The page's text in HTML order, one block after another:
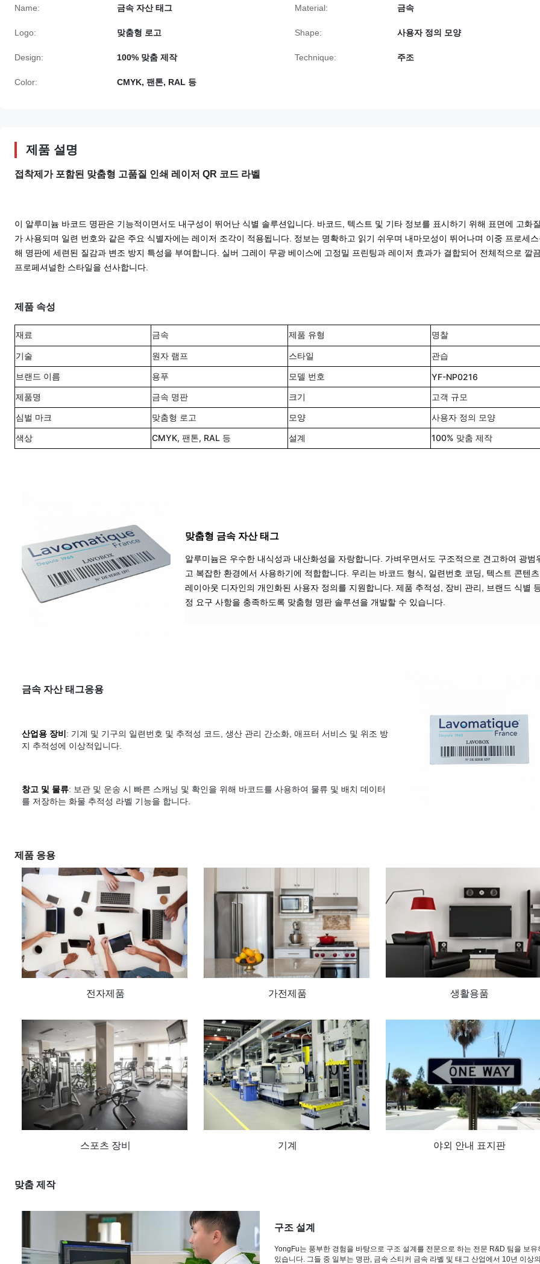
Name: 금속 자산 태그 Material: 금속
Logo: 맞춤형 로고 Shape: 사용자 정의 모양
Design: 100% 맞춤 제작 Technique: 주조
Color: CMYK, 팬톤, RAL 등
제품 설명
접착제가 포함된 맞춤형 고품질 인쇄 레이저 QR 코드 라벨
이 알루미늄 바코드 명판은 기능적이면서도 내구성이 뛰어난 식별 솔루션입니다. 바코드, 텍스트 및 기타 정보를 표시하기 위해 표면에 고화
가 사용되며 일련 번호와 같은 주요 식별자에는 레이저 조각이 적용됩니다. 정보는 명확하고 읽기 쉬우며 내마모성이 뛰어나며 이중 프로세
해 명판에 세련된 질감과 변조 방지 특성을 부여합니다. 실버 그레이 무광 베이스에 고정밀 프린팅과 레이저 효과가 결합되어 전체적으로 깔
프로페셔널한 스타일을 선사합니다.
제품 속성
재료 금속 제품 유형 명찰
기술 원자 램프 스타일
관습
브랜드 이름
용푸 모델 번호
YF-NP0216
제품명
금속 명판 크기
고객 규모
심벌 마크
맞춤형 로고 모양
사용자 정의 모양
색상
CMYK, 팬톤, RAL 등 설계 100% 맞춤 제작
맞춤형 금속 자산 태그
알루미늄은 우수한 내식성과 내산화성을 자랑합니다. 가벼우면서도 구조적으로 견고하여 광범
고 복잡한 환경에서 사용하기에 적합합니다. 우리는 바코드 형식, 일련번호 코딩, 텍스트 콘텐츠
레이아웃 디자인의 개인화된 사용자 정의를 지원합니다. 제품 추적성, 장비 관리, 브랜드 식별
정 요구 사항을 충족하도록 맞춤형 명판 솔루션을 개발할 수 있습니다.
금속 자산 태그응용
산업용 장비 : 기계 및 기구의 일련번호 및 추적성 코드, 생산 관리 간소화, 애프터 서비스 및 위조 방
지 추적성에 이상적입니다.
창고 및 물류: 보관 및 운송 시 빠른 스캐닝 및 확인을 위해 바코드를 사용하여 물류 및 배치 데이터
를 저장하는 화물 추적성 라벨 기능을 합니다.
제품 응용
전자제품 가전제품 생활용품
스포츠 장비 기계 야외 안내 표지판
맞춤 제작
구조 설계
YongFu는 풍부한 경험을 바탕으로 구조 설계를 전문으로 하는 전문 R&D 팀을 보유
있습니다. 그들 중 일부는 명판, 금속 스티커 금속 라벨 및 태그 산업에서 10년 이상